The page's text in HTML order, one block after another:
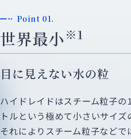
Point 01.
世界最小※1
目に見えない水の粒
ハイドレイドはスチーム粒子
トルという極めて小さいサイズ
それによりスチーム粒子など